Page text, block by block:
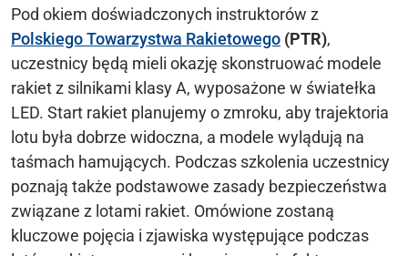
Pod okiem doświadczonych instruktorów z
Polskiego Towarzystwa Rakietowego (PTR),
uczestnicy będą mieli okazję skonstruować modele
rakiet z silnikami klasy A, wyposażone w światełka
LED. Start rakiet planujemy o zmroku, aby trajektoria
lotu była dobrze widoczna, a modele wylądują na
taśmach hamujących. Podczas szkolenia uczestnicy
poznają także podstawowe zasady bezpieczeństwa
związane z lotami rakiet. Omówione zostaną
kluczowe pojęcia i zjawiska występujące podczas